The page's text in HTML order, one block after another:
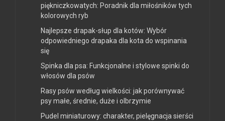
piękniczkowatych: Poradnik dla miłośników tych
kolorowych ryb
Najlepsze drapak-słup dla kotów: Wybór
odpowiedniego drapaka dla kota do wspinania
się
Spinka dla psa: Funkcjonalne i stylowe spinki do
włosów dla psów
Rasy psów według wielkości: jak porównywać
psy małe, średnie, duże i olbrzymie
Pudel miniaturowy: charakter, pielęgnacja sierści